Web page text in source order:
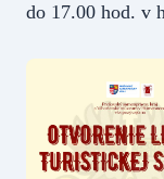
do 17.00 hod. v